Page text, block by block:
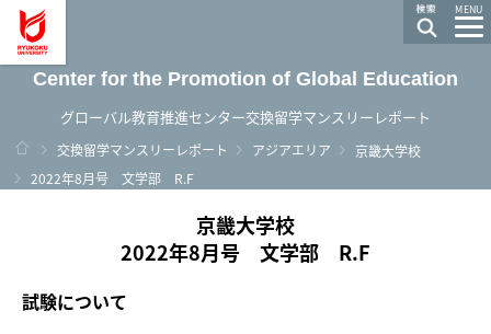
MENU
Center for the Promotion of Global Education
グローバル教育推進センター交換留学マンスリーレポート
ホーム
交換留学マンスリーレポート アジアエリア
京畿大学校
2022年8月号 文学部 R.F
京畿大学校
2022年8月号 文学部 R.F
試験について